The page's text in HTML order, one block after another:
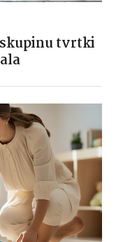
tvrtki